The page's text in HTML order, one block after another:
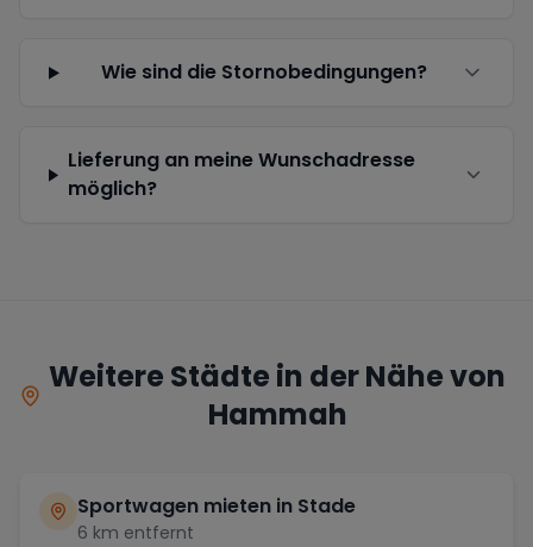
Wie sind die Stornobedingungen?
Lieferung an meine Wunschadresse
möglich?
Weitere Städte in der Nähe von
Hammah
Sportwagen mieten in Stade
6 km entfernt